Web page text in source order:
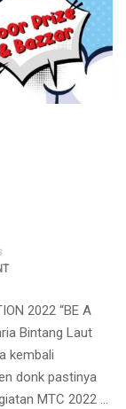
2022 “BE A
Bintang Laut
kembali
donk pastinya
MTC 2022 …